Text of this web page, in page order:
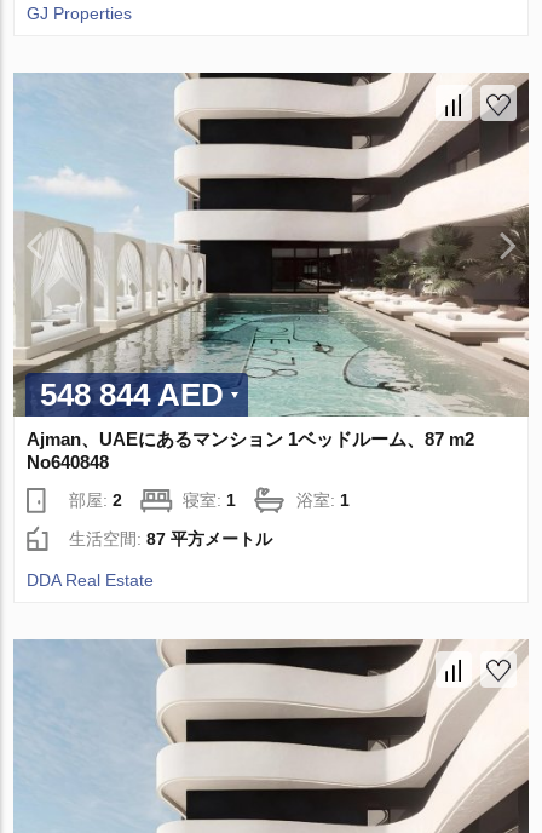
GJ Properties
548 844 AED
Ajman、UAEにあるマンション 1ベッドルーム、87 m2
No640848
部屋:2 寝室: 1 浴室: 1
生活空間:87 平方メートル
DDA Real Estate